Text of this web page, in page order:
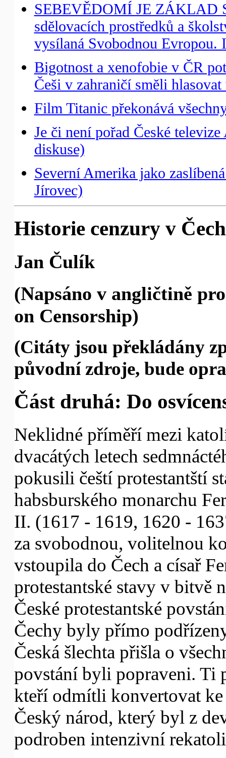
SEBEVĚDOMÍ JE ZÁKLAD
sdělovacích prostředků a
vysílaná Svobodnou Evropou.
Bigotnost a xenofobie v ČR
Češi v zahraničí směli
Film Titanic překonává
Je či není pořad České
diskuse)
Severní Amerika jako
Jírovec)
Historie cenzury v
Jan Čulík
(Napsáno v angličtině
on Censorship)
(Citáty jsou překládány
původní zdroje, bude
Část druhá: Do
Neklidné příměří mezi
dvacátých letech
pokusili čeští protestantští
habsburského monarchu
II. (1617 - 1619, 1620 -
za svobodnou, volitelnou
vstoupila do Čech a císař
protestantské stavy v bitvě
České protestantské
Čechy byly přímo
Česká šlechta přišla o
povstání byli popraveni. Ti
kteří odmítli konvertovat
Český národ, který byl z
podroben intenzivní